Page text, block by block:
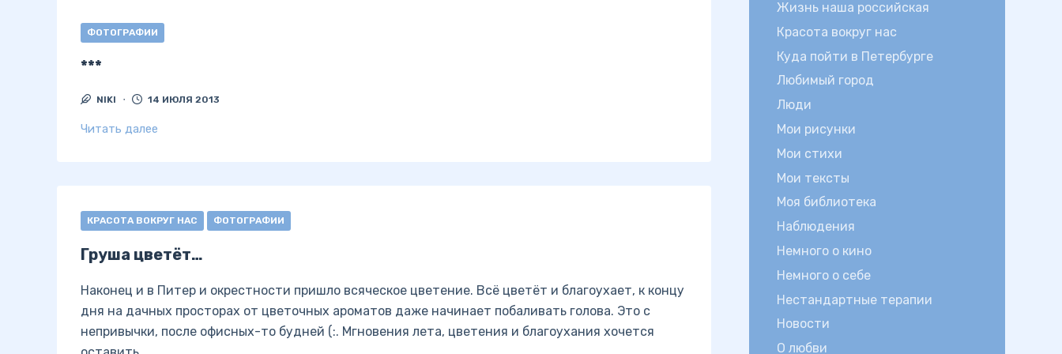
ФОТОГРАФИИ
***
NIKI 14 ИЮЛЯ 2013
Читать далее
КРАСОТА ВОКРУГ НАС ФОТОГРАФИИ
Груша цветёт…
Наконец и в Питер и окрестности пришло всяческое цветение. Всё цветёт и благоухает, к концу
дня на дачных просторах от цветочных ароматов даже начинает побаливать голова. Это с
непривычки, после офисных-то будней (:. Мгновения лета, цветения и благоухания хочется
Жизнь наша российская
Красота вокруг нас
Куда пойти в Петербурге
Любимый город
Люди
Мои рисунки
Мои стихи
Мои тексты
Моя библиотека
Наблюдения
Немного о кино
Немного о себе
Нестандартные терапии
Новости
О любви